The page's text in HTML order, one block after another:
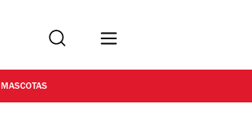
Buscar
MASCOTAS